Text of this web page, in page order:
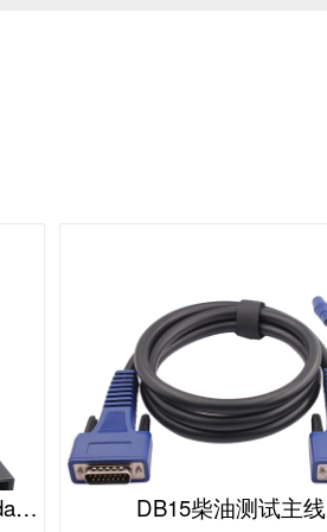
OBD2 Female to J1939 9pin adapter DB15柴油测试主线